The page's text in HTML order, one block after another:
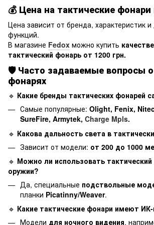
💰Цена на тактические фонари
Цена зависит от бренда, характеристик
функций.
В магазине Fedox можно купить
тактический фонарь от 1200 грн.
🛡Часто задаваемые вопросы
фонарях
🔹 Какие бренды тактических фонарей
Самые популярные: Olight, Fenix,
SureFire, Armytek, Charge Mpls.
🔹 Какова дальность света в
Зависит от модели: от 200 до 1000
🔹 Можно ли использовать
оружии?
Да, специальные подствольные
планки Picatinny/Weaver.
🔹 Какие тактические фонари имеют
Модели для ночного видения,